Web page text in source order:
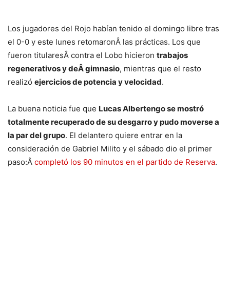
Los jugadores del Rojo habían tenido el domingo libre tras
el 0-0 y este lunes retomaronÂ las prácticas. Los que
fueron titularesÂ contra el Lobo hicieron trabajos
regenerativos y deÂ gimnasio, mientras que el resto
realizó ejercicios de potencia y velocidad.
La buena noticia fue que Lucas Albertengo se mostró
totalmente recuperado de su desgarro y pudo moverse a
la par del grupo. El delantero quiere entrar en la
consideración de Gabriel Milito y el sábado dio el primer
paso:Â completó los 90 minutos en el partido de Reserva.